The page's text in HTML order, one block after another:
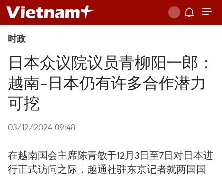
时政
日本众议院议员青柳阳一郎：
越南-日本仍有许多合作潜力
可挖
03/12/2024 09:48
在越南国会主席陈青敏于12月3日至7日对日本进
行正式访问之际，越通社驻东京记者就两国国